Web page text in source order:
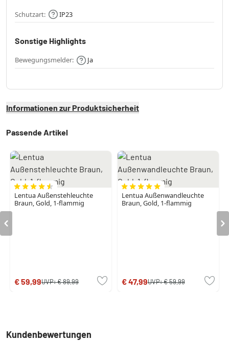
Schutzart: IP23
Sonstige Highlights
Bewegungsmelder: Ja
Informationen zur Produktsicherheit
Passende Artikel
Lentua Außenstehleuchte
Braun, Gold, 1-flammig
€ 59,99UVP:€ 89,99
Lentua Außenwandleuchte
Braun, Gold, 1-flammig
€ 47,99UVP:€ 59,99
Kundenbewertungen